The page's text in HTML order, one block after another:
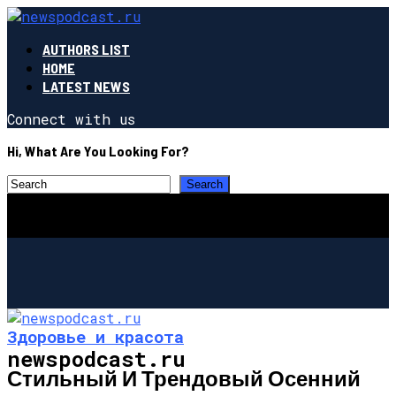
AUTHORS LIST
HOME
LATEST NEWS
Connect with us
Hi, What Are You Looking For?
newspodcast.ru
Здоровье и красота
Стильный И Трендовый Осенний